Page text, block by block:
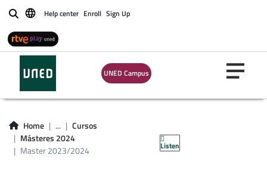
BuscarHelp center Enroll Sign Up
UNED Campus
Home ...
Cursos
Másteres 2024
Master 2023/2024
Listen